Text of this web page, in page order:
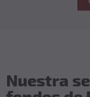
Nuestra